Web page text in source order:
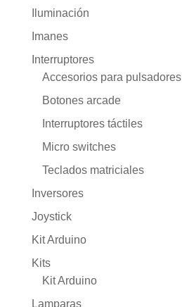
Iluminación
Imanes
Interruptores
Accesorios para pulsadores
Botones arcade
Interruptores táctiles
Micro switches
Teclados matriciales
Inversores
Joystick
Kit Arduino
Kits
Kit Arduino
Lamparas